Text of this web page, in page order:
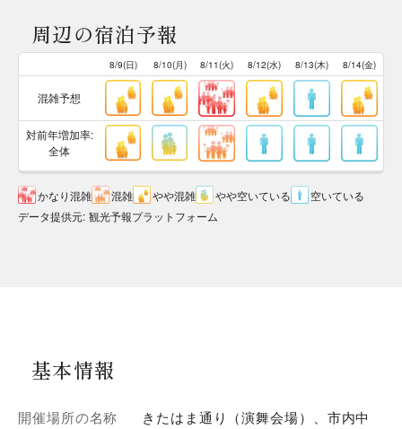
周辺の宿泊予報
8/9(日) 8/10(月) 8/11(火) 8/12(水) 8/13(木) 8/14(金)
混雑予想
対前年増加率:
全体
かなり混雑 混雑 やや混雑 やや空いている
空いている
データ提供元: 観光予報プラットフォーム
基本情報
開催場所の名称
きたはま通り（演舞会場）、市内中